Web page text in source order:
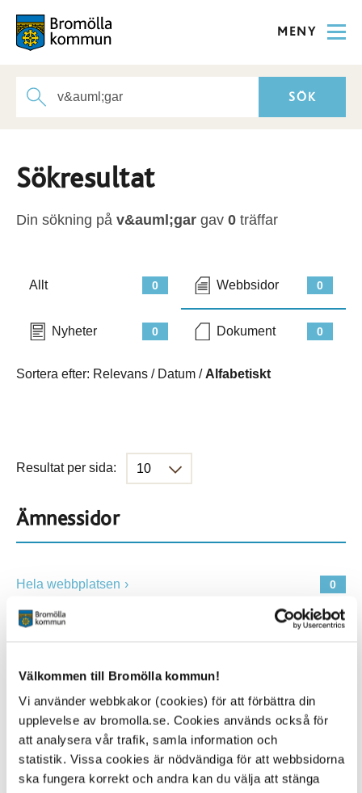
Välkommen till Bromölla kommun!
Vi använder webbkakor (cookies) för att förbättra din
upplevelse av bromolla.se. Cookies används också för
att analysera vår trafik, samla information och
statistik. Vissa cookies är nödvändiga för att webbsidorna
ska fungera korrekt och andra kan du välja att stänga
MENY
Sökresultat
Din sökning på v&auml;gar gav 0 träffar
0
Allt 0
Webbsidor
0
Nyheter 0
Dokument
Sortera efter: Relevans / Datum / Alfabetiskt
Resultat per sida:
Ämnessidor
0
Hela webbplatsen
Alla platser